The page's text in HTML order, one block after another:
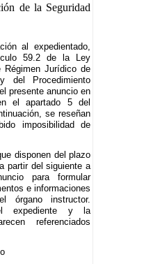
de la Seguridad
al expedientado,
59.2 de la Ley
Jurídico de
del Procedimiento
presente anuncio en
el apartado 5 del
se reseñan
imposibilidad de
disponen del plazo
partir del siguiente a
para formular
e informaciones
órgano instructor.
expediente y la
referenciados